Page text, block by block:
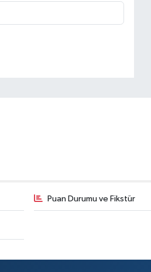
Puan Durumu ve Fikstür